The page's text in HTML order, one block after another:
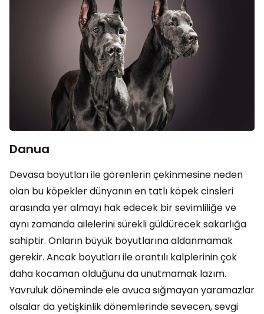
Danua
Devasa boyutları ile görenlerin çekinmesine neden
olan bu köpekler dünyanın en tatlı köpek cinsleri
arasında yer almayı hak edecek bir sevimliliğe ve
aynı zamanda ailelerini sürekli güldürecek sakarlığa
sahiptir. Onların büyük boyutlarına aldanmamak
gerekir. Ancak boyutları ile orantılı kalplerinin çok
daha kocaman olduğunu da unutmamak lazım.
Yavruluk döneminde ele avuca sığmayan yaramazlar
olsalar da yetişkinlik dönemlerinde sevecen, sevgi